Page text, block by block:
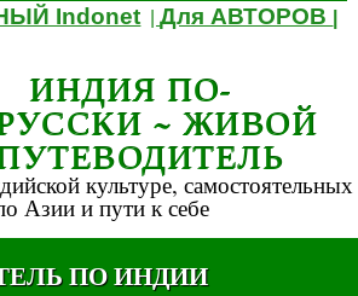
Indonet |Для АВТОРОВ
ИНДИЯ ПО-
~ ЖИВОЙ
культуре, самостоятельных
Азии и пути к себе
ПО ИНДИИ